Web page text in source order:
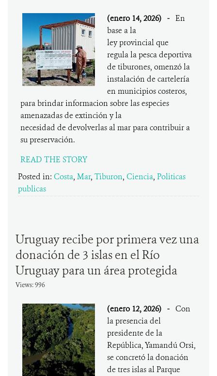
(enero 14, 2026) - En
base a la
ley provincial que
regula la pesca deportiva
de tiburones, omenzó la
instalación de cartelería
en municipios costeros,
para brindar informacion sobre las especies
amenazadas de extinción y la
necesidad de devolverlas al mar para contribuir a
su preservación.
READ THE STORY
Posted in: Costa, Mar, Tiburon, Ciencia, Politicas
publicas
Uruguay recibe por primera vez una
donación de 3 islas en el Río
Uruguay para un área protegida
Views: 996
(enero 12, 2026) - Con
la presencia del
presidente de la
República, Yamandú Orsi,
se concretó la donación
de tres islas al Parque